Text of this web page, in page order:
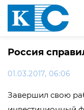
Россия
01.03.2017, 06:06
Завершил свою